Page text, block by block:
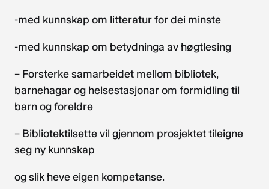
-med kunnskap om litteratur for dei minste
-med kunnskap om betydninga av høgtlesing
– Forsterke samarbeidet mellom bibliotek,
barnehagar og helsestasjonar om formidling til
barn og foreldre
– Bibliotektilsette vil gjennom prosjektet tileigne
seg ny kunnskap
og slik heve eigen kompetanse.